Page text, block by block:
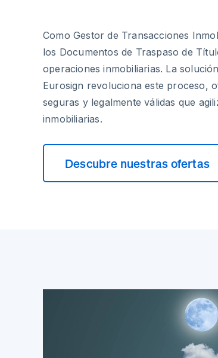
Como Gestor de Transacciones
los Documentos de Traspaso de
operaciones inmobiliarias. La
Eurosign revoluciona este proceso,
seguras y legalmente válidas que
inmobiliarias.
Descubre nuestras ofertas